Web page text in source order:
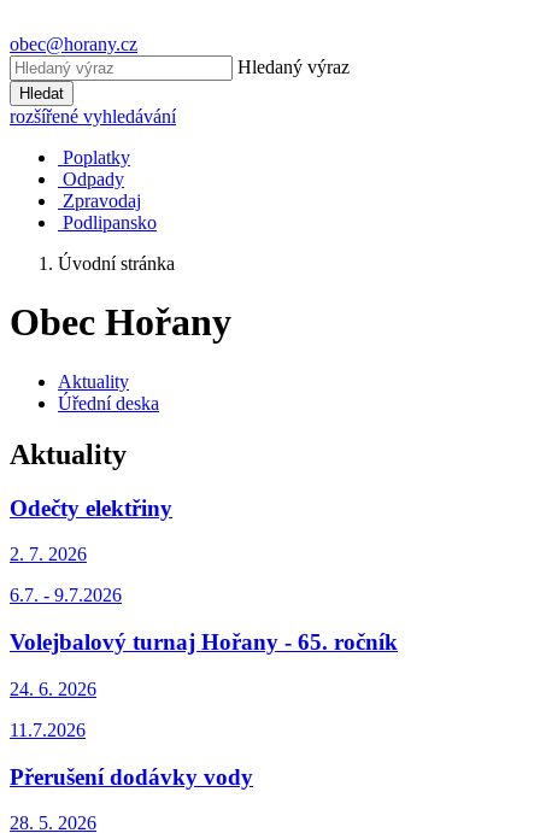
obec@horany.cz
Hledaný výraz
Hledat
rozšířené vyhledávání
Poplatky
Odpady
Zpravodaj
Podlipansko
Úvodní stránka
Obec Hořany
Aktuality
Úřední deska
Aktuality
Odečty elektřiny
2. 7. 2026
6.7. - 9.7.2026
Volejbalový turnaj Hořany - 65. ročník
24. 6. 2026
11.7.2026
Přerušení dodávky vody
28. 5. 2026